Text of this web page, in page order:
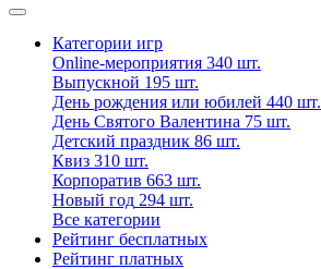
Категории игр
Online-мероприятия 340 шт.
Выпускной 195 шт.
День рождения или юбилей 440 шт.
День Святого Валентина 75 шт.
Детский праздник 86 шт.
Квиз 310 шт.
Корпоратив 663 шт.
Новый год 294 шт.
Все категории
Рейтинг бесплатных
Рейтинг платных